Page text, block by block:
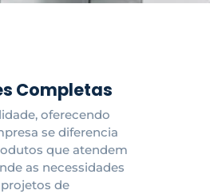
Completas
oferecendo
se diferencia
que atendem
as necessidades
de